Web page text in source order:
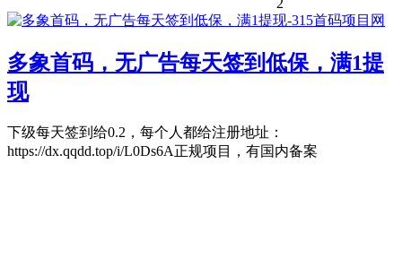
多象首码，无广告每天签到低保，满1提
现
下级每天签到给0.2，每个人都给注册地址：
https://dx.qqdd.top/i/L0Ds6A正规项目，有国内备案